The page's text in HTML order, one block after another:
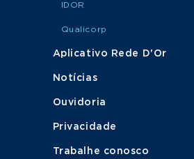
IDOR
Qualicorp
Aplicativo Rede D'Or
Notícias
Ouvidoria
Privacidade
Trabalhe conosco